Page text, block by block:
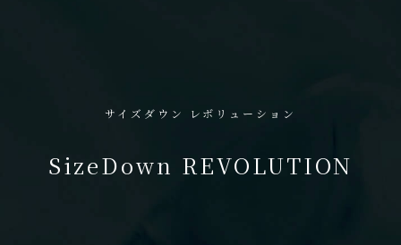
サイズダウン レボリューション
SizeDown REVOLUTION